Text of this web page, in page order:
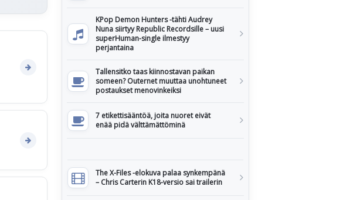
KPop Demon Hunters -tähti Audrey
Nuna siirtyy Republic Recordsille – uusi
superHuman-single ilmestyy
perjantaina
Tallensitko taas kiinnostavan paikan
someen? Outernet muuttaa unohtuneet
postaukset menovinkeiksi
7 etikettisääntöä, joita nuoret eivät
enää pidä välttämättöminä
The X-Files -elokuva palaa synkempänä
– Chris Carterin K18-versio sai trailerin